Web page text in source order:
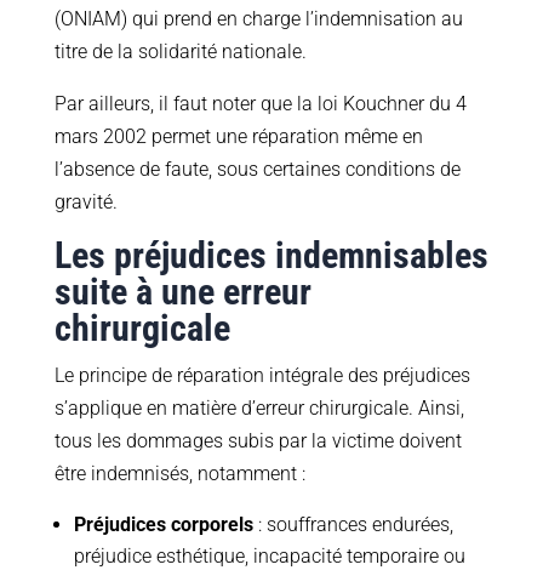
(ONIAM) qui prend en charge l’indemnisation au
titre de la solidarité nationale.
Par ailleurs, il faut noter que la loi Kouchner du 4
mars 2002 permet une réparation même en
l’absence de faute, sous certaines conditions de
gravité.
Les préjudices indemnisables
suite à une erreur
chirurgicale
Le principe de réparation intégrale des préjudices
s’applique en matière d’erreur chirurgicale. Ainsi,
tous les dommages subis par la victime doivent
être indemnisés, notamment :
Préjudices corporels: souffrances endurées,
préjudice esthétique, incapacité temporaire ou